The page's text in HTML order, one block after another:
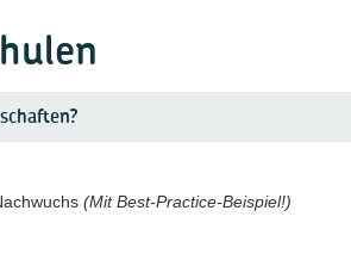
(Mit Best-Practice-Beispiel!)